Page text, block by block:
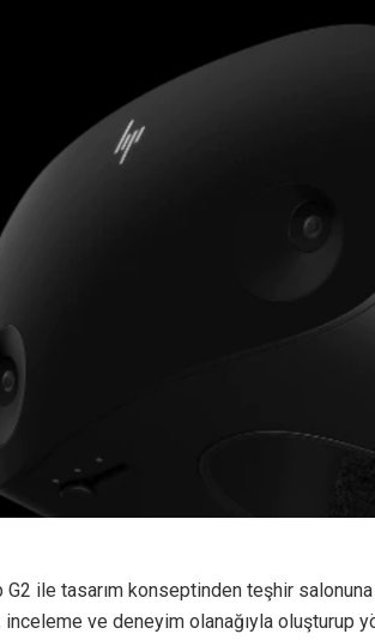
G2 ile tasarım konseptinden teşhir
ve deneyim olanağıyla oluşturup